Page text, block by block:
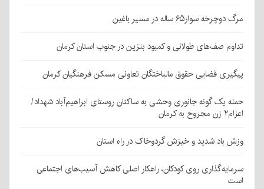
مرگ دوچرخه سوار۶۵ ساله در مسیر باغین
تداوم صف‌های طولانی و کمبود بنزین در جنوب استان کرمان
پیگیری قضایی حقوق مالباختگان تعاونی مسکن فرهنگیان کرمان
حمله یک گونه جانوری وحشی به ساکنان روستای ابراهیم‌آباد شهداد/
اعزام۲ زن مجروح به کرمان
وزش باد شدید و خیزش گردوخاک در راه استان
سرمایه‌گذاری روی کودکان، راهکار اصلی کاهش آسیب‌های اجتماعی
است